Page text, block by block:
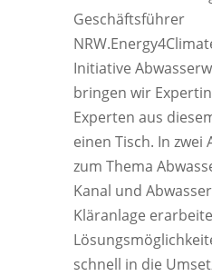
Geschäftsführer
Initiative
bringen wir
Experten aus
einen Tisch. In
zum Thema
Kanal und
Kläranlage
schnell in die